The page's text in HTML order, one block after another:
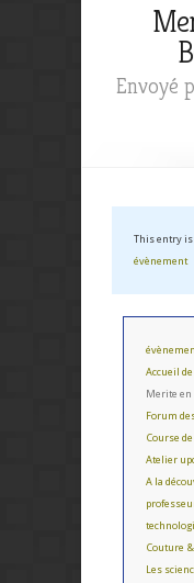
Envoyé
This entry is
évènement
Accueil
Merite en
Forum
Course
Atelier
A la
Couture
Les